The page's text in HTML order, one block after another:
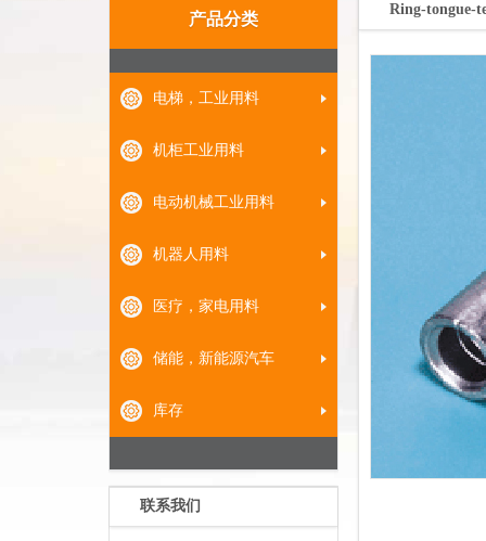
产品分类
电梯，工业用料
机柜工业用料
电动机械工业用料
机器人用料
医疗，家电用料
储能，新能源汽车
库存
联系我们
Ring-tongue-